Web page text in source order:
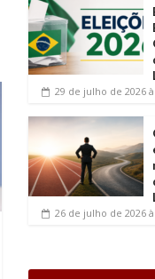
29 de julho de 2026
26 de julho de 2026